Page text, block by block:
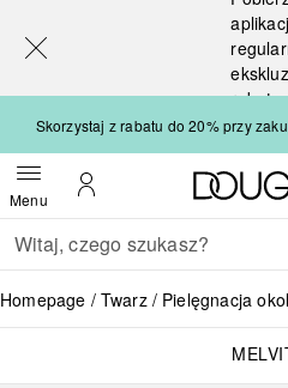
rabaty
Skorzystaj z rabatu do 20% przy
MenuOtwórz menuMoje konto
Wracać
Wykonaj wyszukiwanie
Homepage Twarz Pielęgnacja
[navigation.slideout.screenreader]